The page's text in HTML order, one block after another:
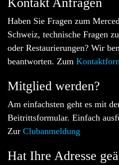
Haben Sie Fragen zum
Schweiz, technische Fragen
oder Restaurierungen? Wir
beantworten. Zum
Mitglied werden?
Am einfachsten geht es mit
Beitrittsformular. Einfach
Zur Clubanmeldung
Hat Ihre Adresse